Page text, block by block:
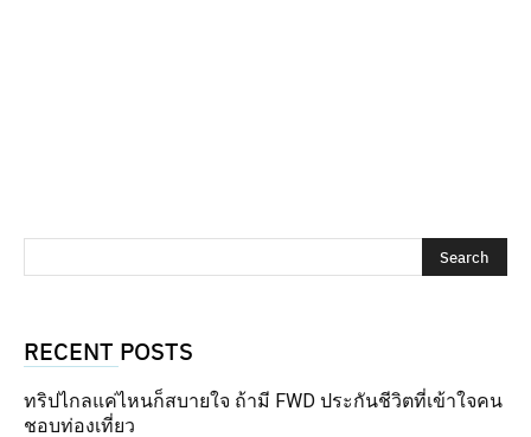
RECENT POSTS
ทริปไกลแค่ไหนก็สบายใจ ถ้ามี FWD ประกันชีวิตที่เข้าใจคน
ชอบท่องเที่ยว